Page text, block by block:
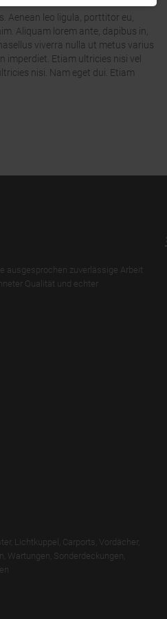
Aenean leo ligula, porttitor eu,
Aliquam lorem ante, dapibus in,
viverra nulla ut metus varius
imperdiet. Etiam ultricies nisi vel
nisi. Nam eget dui. Etiam
ausgesprochen zuverlässige Arbeit
Qualität und echter
Lichtkuppel, Carports, Vordächer,
Wartungen, Sonderdeckungen,